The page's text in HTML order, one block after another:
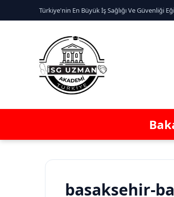
Türkiye'nin En Büyük İş Sağlığı Ve Güvenliği
basaksehir-